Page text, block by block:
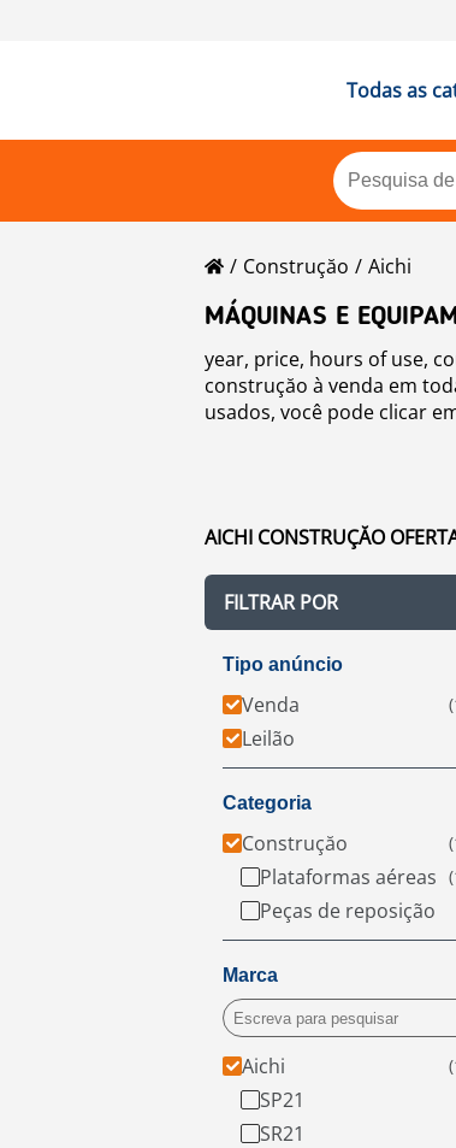
Todas as
Construçăo
Aichi
MÁQUINAS E
year, price, hours of use,
construçăo à venda em
usados, você pode clicar
AICHI CONSTRUÇĂO
FILTRAR POR
Tipo anúncio
Venda
Leilão
Categoria
Construçăo
Plataformas aéreas
Peças de reposição
Marca
Aichi
SP21
SR21